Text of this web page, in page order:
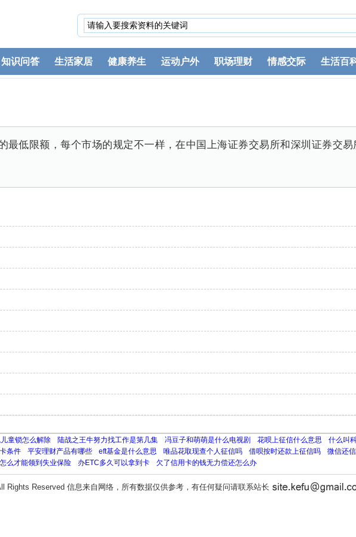
知识问答 生活家居 健康养生 运动户外 职场理财 情感交际 生活百
最低限额，每个市场的规定不一样，在中国上海证券交易所和深圳证券交易
童锁怎么解除 陆战之王牛努力找工作是第几集 冯豆子和萌萌是什么电视剧 花呗上征信什么意思 什么叫
条件 平安理财产品有哪些 eft基金是什么意思 唯品花取现查个人征信吗 借呗按时还款上征信吗 微信还
怎么才能领到失业保险 办ETC多久可以拿到卡 欠了信用卡的钱无力偿还怎么办
Rights Reserved 信息来自网络，所有数据仅供参考，有任何疑问请联系站长